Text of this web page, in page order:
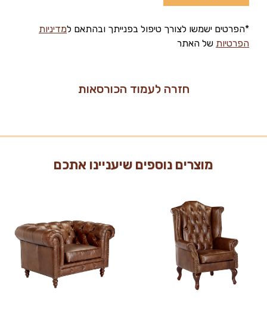
*הפרטים ישמשו לצורך טיפול בפנייתך ובהתאם למדיניות
הפרטיות של האתר
חזרה לעמוד הכורסאות
מוצרים נוספים שיעניינו אתכם